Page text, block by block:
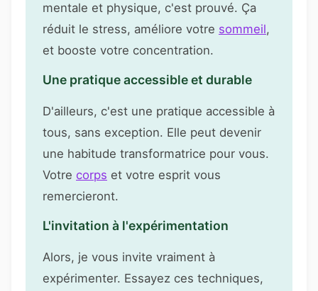
mentale et physique, c'est prouvé. Ça
réduit le stress, améliore votre sommeil,
et booste votre concentration.
Une pratique accessible et durable
D'ailleurs, c'est une pratique accessible à
tous, sans exception. Elle peut devenir
une habitude transformatrice pour vous.
Votre corps et votre esprit vous
remercieront.
L'invitation à l'expérimentation
Alors, je vous invite vraiment à
expérimenter. Essayez ces techniques,